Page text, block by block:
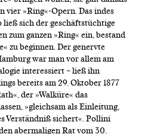
vier »Ring«-Opern. Das indes
ließ sich der geschäftstüchtige
zum ganzen »Ring« ein, bestand
zu beginnen. Der genervte
war man vor allem am
interessiert – ließ ihn
bereits am 29. Oktober 1877
der »Walküre« das
»gleichsam als Einleitung,
Verständniß sichert«. Pollini
abermaligen Rat vom 30.